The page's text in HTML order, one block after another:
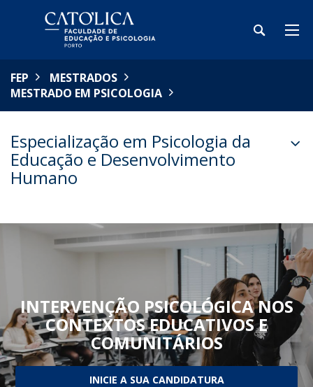
FEP
MESTRADOS
MESTRADO EM PSICOLOGIA
Especialização em Psicologia da
Educação e Desenvolvimento
Humano
INTERVENÇÃO PSICOLÓGICA NOS
CONTEXTOS EDUCATIVOS E
COMUNITÁRIOS
INICIE A SUA CANDIDATURA